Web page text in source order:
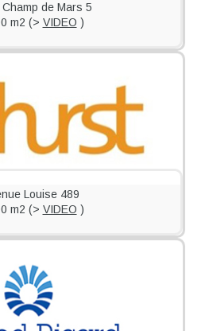
de Mars 5
m2 (> VIDEO )
VIDEO
Louise 489
m2 (> VIDEO )